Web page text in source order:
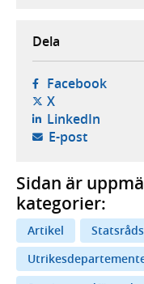
Dela
Facebook-
X- öppnas i ny
LinkedIn-
E-post- öppnar
Sidan är
kategorier:
Artikel